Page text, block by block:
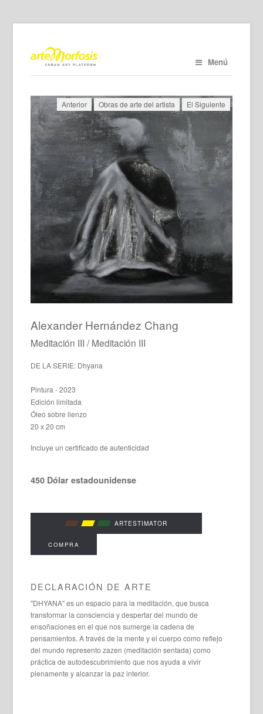
Menú
Anterior Obras de arte del artista El Siguiente
Alexander Hernández Chang
Meditación III / Meditación III
DE LA SERIE: Dhyana
Pintura - 2023
Edición limitada
Óleo sobre lienzo
20 x 20 cm
Incluye un certificado de autenticidad
450 Dólar estadounidense
ARTESTIMATOR
COMPRA
DECLARACIÓN DE ARTE
"DHYANA" es un espacio para la meditación, que busca
transformar la consciencia y despertar del mundo de
ensoñaciones en el que nos sumerge la cadena de
pensamientos. A través de la mente y el cuerpo como reflejo
del mundo represento zazen (meditación sentada) como
práctica de autodescubrimiento que nos ayuda a vivir
plenamente y alcanzar la paz interior.